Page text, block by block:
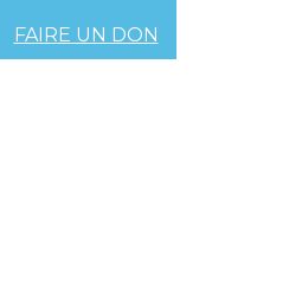
FAIRE UN DON